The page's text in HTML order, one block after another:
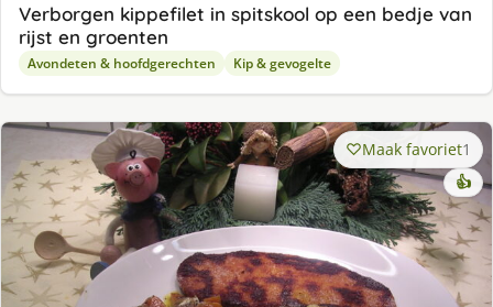
Verborgen kippefilet in spitskool op een bedje van
rijst en groenten
Avondeten & hoofdgerechten Kip & gevogelte
Maak favoriet1
👍